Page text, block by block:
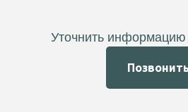
Уточнить